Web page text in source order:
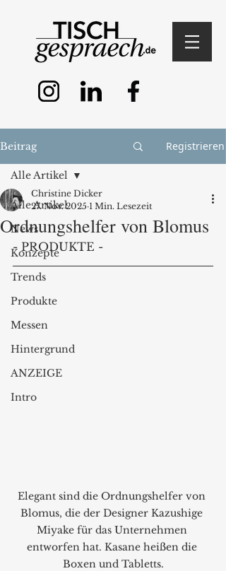
Beitrag Registrieren
Alle Artikel
News
Konzepte
Trends
Produkte
Messen
Hintergrund
ANZEIGE
Intro
Alle Artikel
Ordnungshelfer von Blomus
Christine Dicker
27. Nov. 2025 1 Min. Lesezeit
- PRODUKTE -
Elegant sind die Ordnungshelfer von
Blomus, die der Designer Kazushige
Miyake für das Unternehmen
entworfen hat. Kasane heißen die
Boxen und Tabletts.